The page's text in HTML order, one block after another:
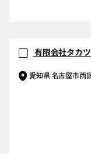
有限会社タカ
愛知県 名古屋市西